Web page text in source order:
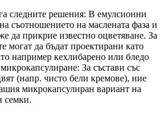
следните решения: В емулсионни
съотношението на маслената фаза и
да прикрие известно оцветяване. За
могат да бъдат проектирани като
например кехлибарено или бледо
За състави със
(напр. чисто бели кремове), ние
микрокапсулиран вариант на
семки.